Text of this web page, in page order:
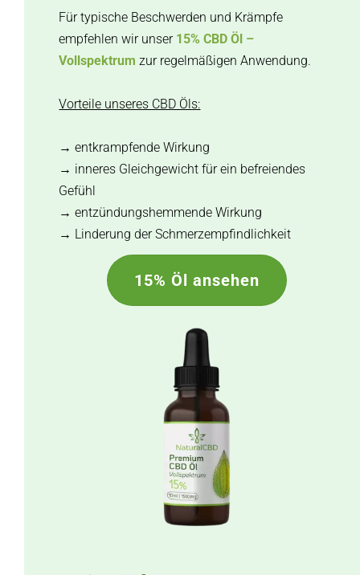
Für typische Beschwerden und Krämpfe
empfehlen wir unser 15% CBD Öl –
Vollspektrum zur regelmäßigen Anwendung.
Vorteile unseres CBD Öls:
→ entkrampfende Wirkung
→ inneres Gleichgewicht für ein befreiendes
Gefühl
→ entzündungshemmende Wirkung
→ Linderung der Schmerzempfindlichkeit
15% Öl ansehen